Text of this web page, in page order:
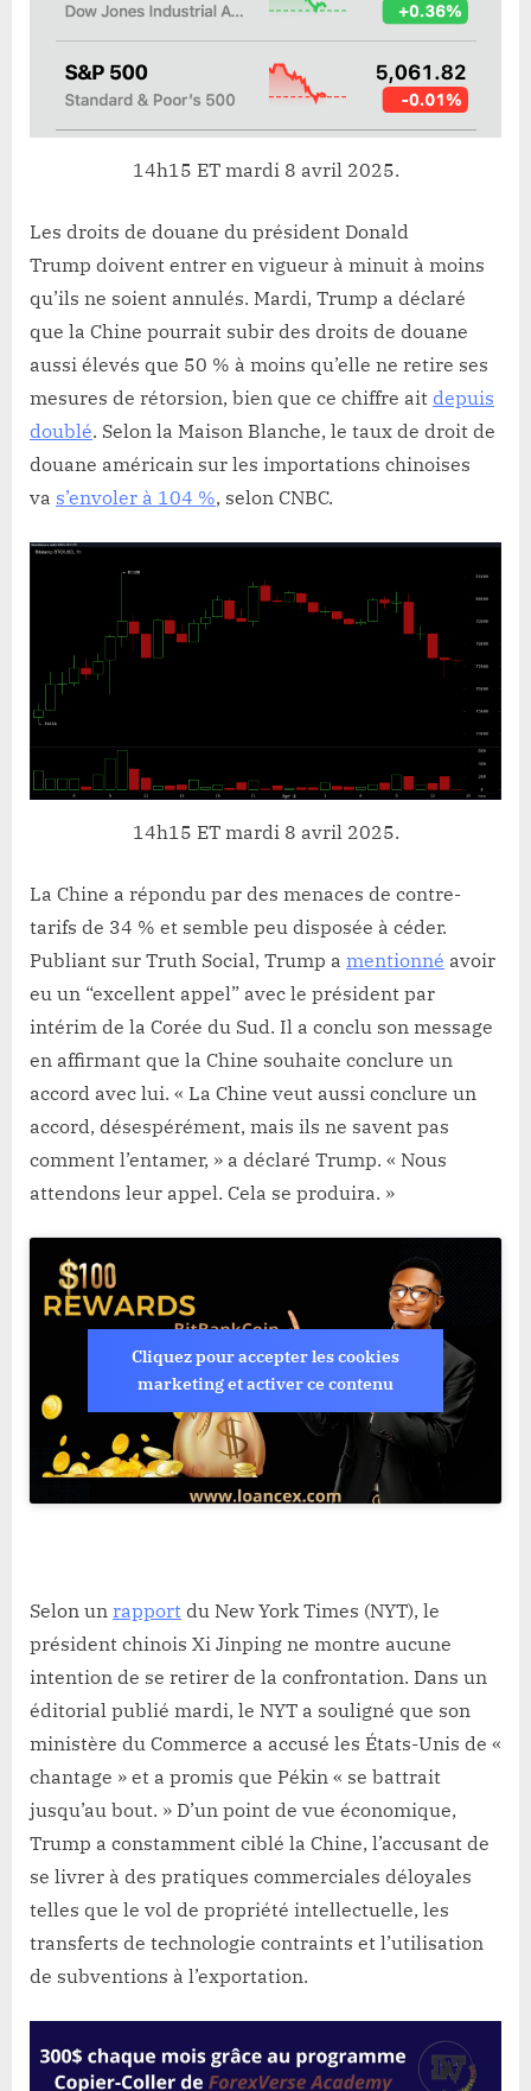
14h15 ET mardi 8 avril 2025.
Les droits de douane du président Donald
Trump doivent entrer en vigueur à minuit à moins
qu’ils ne soient annulés. Mardi, Trump a déclaré
que la Chine pourrait subir des droits de douane
aussi élevés que 50 % à moins qu’elle ne retire ses
mesures de rétorsion, bien que ce chiffre ait depuis
doublé. Selon la Maison Blanche, le taux de droit de
douane américain sur les importations chinoises
va s’envoler à 104 %, selon CNBC.
14h15 ET mardi 8 avril 2025.
La Chine a répondu par des menaces de contre-
tarifs de 34 % et semble peu disposée à céder.
Publiant sur Truth Social, Trump a mentionné avoir
eu un “excellent appel” avec le président par
intérim de la Corée du Sud. Il a conclu son message
en affirmant que la Chine souhaite conclure un
accord avec lui. « La Chine veut aussi conclure un
accord, désespérément, mais ils ne savent pas
comment l’entamer, » a déclaré Trump. « Nous
attendons leur appel. Cela se produira. »
Cliquez pour accepter les cookies
marketing et activer ce contenu
Selon un rapport du New York Times (NYT), le
président chinois Xi Jinping ne montre aucune
intention de se retirer de la confrontation. Dans un
éditorial publié mardi, le NYT a souligné que son
ministère du Commerce a accusé les États-Unis de «
chantage » et a promis que Pékin « se battrait
jusqu’au bout. » D’un point de vue économique,
Trump a constamment ciblé la Chine, l’accusant de
se livrer à des pratiques commerciales déloyales
telles que le vol de propriété intellectuelle, les
transferts de technologie contraints et l’utilisation
de subventions à l’exportation.